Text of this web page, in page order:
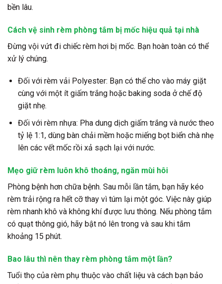
bền lâu.
Cách vệ sinh rèm phòng tắm bị mốc hiệu quả tại nhà
Đừng vội vứt đi chiếc rèm hơi bị mốc. Bạn hoàn toàn có thể
xử lý chúng.
Đối với rèm vải Polyester: Bạn có thể cho vào máy giặt
cùng với một ít giấm trắng hoặc baking soda ở chế độ
giặt nhẹ.
Đối với rèm nhựa: Pha dung dịch giấm trắng và nước theo
tỷ lệ 1:1, dùng bàn chải mềm hoặc miếng bọt biển chà nhẹ
lên các vết mốc rồi xả sạch lại với nước.
Mẹo giữ rèm luôn khô thoáng, ngăn mùi hôi
Phòng bệnh hơn chữa bệnh. Sau mỗi lần tắm, bạn hãy kéo
rèm trải rộng ra hết cỡ thay vì túm lại một góc. Việc này giúp
rèm nhanh khô và không khí được lưu thông. Nếu phòng tắm
có quạt thông gió, hãy bật nó lên trong và sau khi tắm
khoảng 15 phút.
Bao lâu thì nên thay rèm phòng tắm một lần?
Tuổi thọ của rèm phụ thuộc vào chất liệu và cách bạn bảo